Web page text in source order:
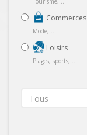
Commerces
Mode, ...
Loisirs
Plages, sports, ...
Tous